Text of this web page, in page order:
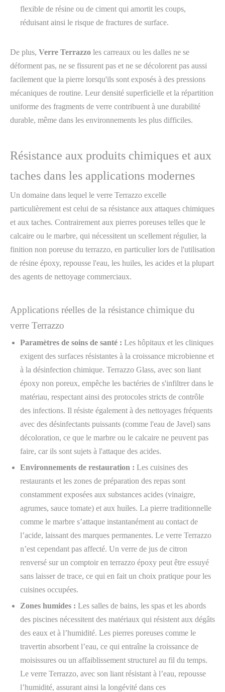
flexible de résine ou de ciment qui amortit les coups,
réduisant ainsi le risque de fractures de surface.
De plus, Verre Terrazzo les carreaux ou les dalles ne se
déforment pas, ne se fissurent pas et ne se décolorent pas aussi
facilement que la pierre lorsqu'ils sont exposés à des pressions
mécaniques de routine. Leur densité superficielle et la répartition
uniforme des fragments de verre contribuent à une durabilité
durable, même dans les environnements les plus difficiles.
Résistance aux produits chimiques et aux
taches dans les applications modernes
Un domaine dans lequel le verre Terrazzo excelle
particulièrement est celui de sa résistance aux attaques chimiques
et aux taches. Contrairement aux pierres poreuses telles que le
calcaire ou le marbre, qui nécessitent un scellement régulier, la
finition non poreuse du terrazzo, en particulier lors de l'utilisation
de résine époxy, repousse l'eau, les huiles, les acides et la plupart
des agents de nettoyage commerciaux.
Applications réelles de la résistance chimique du
verre Terrazzo
Paramètres de soins de santé : Les hôpitaux et les cliniques
exigent des surfaces résistantes à la croissance microbienne et
à la désinfection chimique. Terrazzo Glass, avec son liant
époxy non poreux, empêche les bactéries de s'infiltrer dans le
matériau, respectant ainsi des protocoles stricts de contrôle
des infections. Il résiste également à des nettoyages fréquents
avec des désinfectants puissants (comme l'eau de Javel) sans
décoloration, ce que le marbre ou le calcaire ne peuvent pas
faire, car ils sont sujets à l'attaque des acides.
Environnements de restauration : Les cuisines des
restaurants et les zones de préparation des repas sont
constamment exposées aux substances acides (vinaigre,
agrumes, sauce tomate) et aux huiles. La pierre traditionnelle
comme le marbre s’attaque instantanément au contact de
l’acide, laissant des marques permanentes. Le verre Terrazzo
n’est cependant pas affecté. Un verre de jus de citron
renversé sur un comptoir en terrazzo époxy peut être essuyé
sans laisser de trace, ce qui en fait un choix pratique pour les
cuisines occupées.
Zones humides : Les salles de bains, les spas et les abords
des piscines nécessitent des matériaux qui résistent aux dégâts
des eaux et à l’humidité. Les pierres poreuses comme le
travertin absorbent l’eau, ce qui entraîne la croissance de
moisissures ou un affaiblissement structurel au fil du temps.
Le verre Terrazzo, avec son liant résistant à l’eau, repousse
l’humidité, assurant ainsi la longévité dans ces